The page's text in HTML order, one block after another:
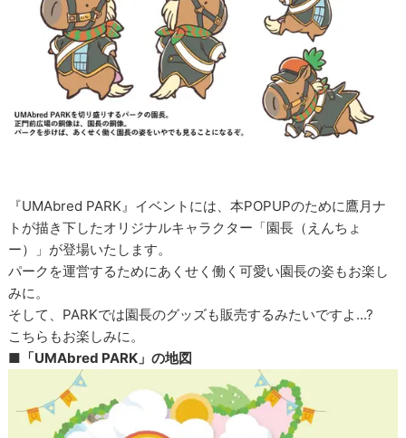
『UMAbred PARK』イベントには、本POPUPのために鷹月ナ
トが描き下したオリジナルキャラクター「園長（えんちょ
ー）」が登場いたします。
パークを運営するためにあくせく働く可愛い園長の姿もお楽し
みに。
そして、PARKでは園長のグッズも販売するみたいですよ...?
こちらもお楽しみに。
■「UMAbred PARK」の地図